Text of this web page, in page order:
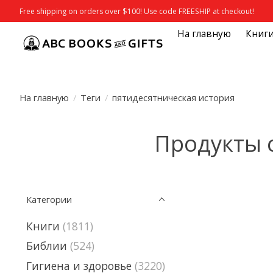
Free shipping on orders over $100! Use code FREESHIP at checkout!
На главную
На главную / Теги / пятидесятническая история
Продукты
Категории
Книги (1811)
Библии (524)
Гигиена и здоровье (3220)